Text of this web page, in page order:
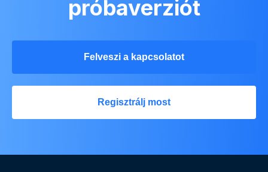
próbaverziót
Felveszi a kapcsolatot
Regisztrálj most